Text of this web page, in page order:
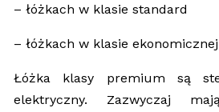
– łóżkach w klasie standard
– łóżkach w klasie ekonomicznej
Łóżka klasy premium są
elektryczny. Zazwyczaj